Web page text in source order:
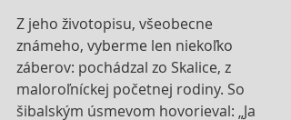
Z jeho životopisu, všeobecne
známeho, vyberme len niekoľko
záberov: pochádzal zo Skalice, z
maloroľníckej početnej rodiny. So
šibalským úsmevom hovorieval: „Ja